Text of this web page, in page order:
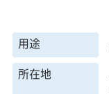
用途
所在地